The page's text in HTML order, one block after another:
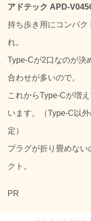
アドテック APD-
持ち歩き用にコンパク
れ。
Type-Cが2口なのが決
合わせが多いので。
これからType-Cが増
います。（Type-C以
定）
プラグが折り畳めな
クト。
PR